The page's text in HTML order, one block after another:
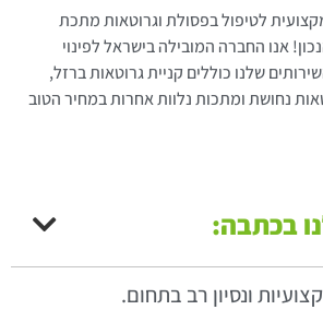
לטיפול בפסולת וגרוטאות מתכת
אנו החברה המובילה בישראל לפינוי
שלנו כוללים קניית גרוטאות ברזל,
נחושת ומתכות נלוות אחרות במחיר הטוב
בכתבה:
ונסיון רב בתחום.